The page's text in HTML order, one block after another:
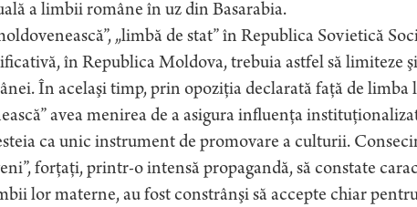
a limbii române în uz din Basarabia.
„limbă de stat” în Republica Sovietică
în Republica Moldova, trebuia astfel să limiteze
În acelaşi timp, prin opoziţia declarată faţă de limba
avea menirea de a asigura influenţa
ca unic instrument de promovare a culturii.
forţaţi, printr-o intensă propagandă, să constate
lor materne, au fost constrânşi să accepte chiar